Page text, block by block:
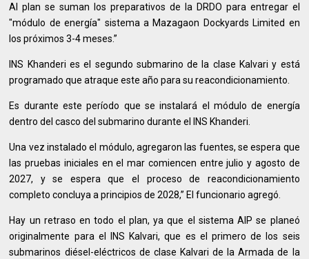
Al plan se suman los preparativos de la DRDO para entregar el
"módulo de energía" sistema a Mazagaon Dockyards Limited en
los próximos 3-4 meses.”
INS Khanderi es el segundo submarino de la clase Kalvari y está
programado que atraque este año para su reacondicionamiento.
Es durante este período que se instalará el módulo de energía
dentro del casco del submarino durante el INS Khanderi.
Una vez instalado el módulo, agregaron las fuentes, se espera que
las pruebas iniciales en el mar comiencen entre julio y agosto de
2027, y se espera que el proceso de reacondicionamiento
completo concluya a principios de 2028,” El funcionario agregó.
Hay un retraso en todo el plan, ya que el sistema AIP se planeó
originalmente para el INS Kalvari, que es el primero de los seis
submarinos diésel-eléctricos de clase Kalvari de la Armada de la